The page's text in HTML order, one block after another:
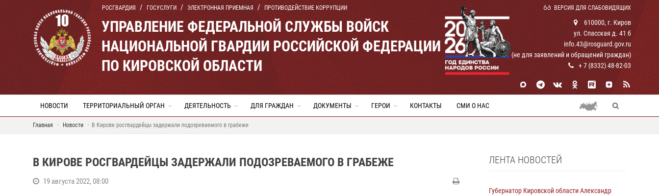
РОСГВАРДИЯ ГОСУСЛУГИ ЭЛЕКТРОННАЯ ПРИЕМНАЯ ПРОТИВОДЕЙСТВИЕ КОРРУПЦИИ ВЕРСИЯ ДЛЯ СЛАБОВИДЯЩИХ
УПРАВЛЕНИЕ ФЕДЕРАЛЬНОЙ СЛУЖБЫ ВОЙСК
НАЦИОНАЛЬНОЙ ГВАРДИИ РОССИЙСКОЙ ФЕДЕРАЦИИ
ПО КИРОВСКОЙ ОБЛАСТИ
610000, г. Киров
ул. Спасская д. 41 б
info.43@rosguard.gov.ru
(не для заявлений и обращений граждан)
+ 7 (8332) 48-82-03
НОВОСТИ ТЕРРИТОРИАЛЬНЫЙ ОРГАН ДЕЯТЕЛЬНОСТЬ ДЛЯ ГРАЖДАН ДОКУМЕНТЫ ГЕРОИ КОНТАКТЫ СМИ О НАС
Главная Новости В Кирове росгвардейцы задержали подозреваемого в грабеже
В КИРОВЕ РОСГВАРДЕЙЦЫ ЗАДЕРЖАЛИ ПОДОЗРЕВАЕМОГО В ГРАБЕЖЕ
19 августа 2022, 08:00
ЛЕНТА НОВОСТЕЙ
Губернатор Кировской области Александр